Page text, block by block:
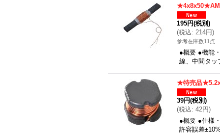
★4x8x50★AM
195円(税別)
(税込: 214円)
参考在庫数11点
●概要 ●機能
線、中間タッ
★特売品
39円(税別)
(税込: 42円)
●概要 ●仕様
許容誤差